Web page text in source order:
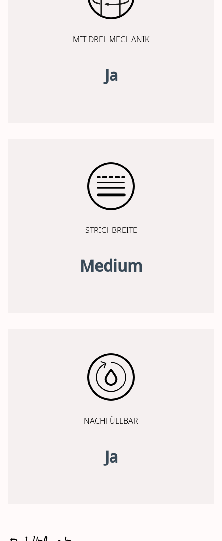
MIT DREHMECHANIK
Ja
STRICHBREITE
Medium
NACHFÜLLBAR
Ja